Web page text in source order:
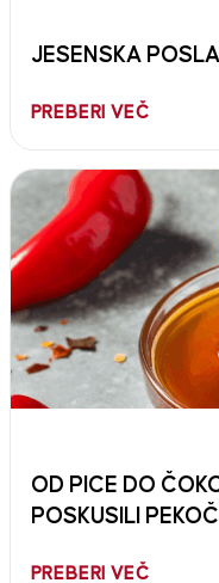
JESENSKA
PREBERI VEČ
OD PICE DO
POSKUSILI
PREBERI VEČ